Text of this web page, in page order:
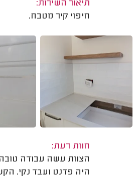
תיאור השירות:
חיפוי קיר מטבח.
חוות דעת:
הצוות עשה עבודה
היה פדנט ועבד נקי.